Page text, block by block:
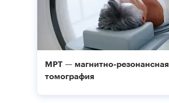
МРТ — магнитно-резонансная
томография